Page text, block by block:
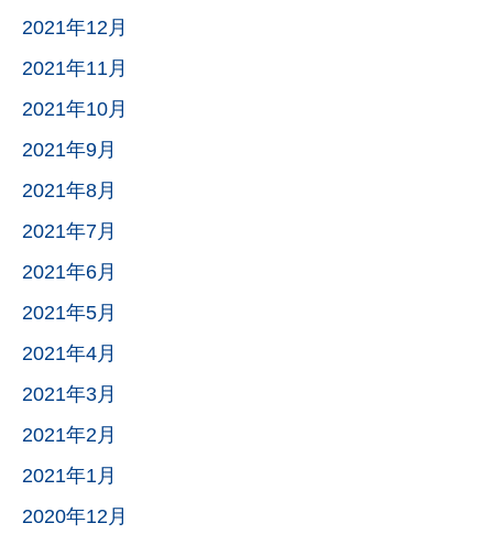
2021年12月
2021年11月
2021年10月
2021年9月
2021年8月
2021年7月
2021年6月
2021年5月
2021年4月
2021年3月
2021年2月
2021年1月
2020年12月